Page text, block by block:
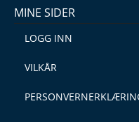
MINE SIDER
LOGG INN
VILKÅR